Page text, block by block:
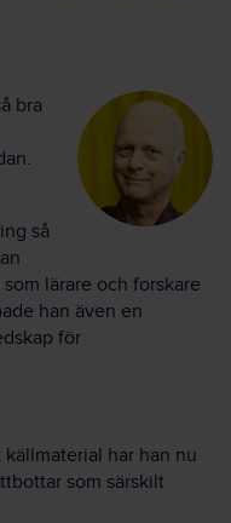
bra
så
lärare och forskare
han även en
för
har han nu
som särskilt